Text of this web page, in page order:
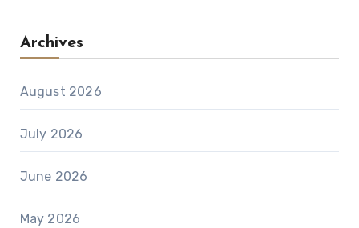
Archives
August 2026
July 2026
June 2026
May 2026